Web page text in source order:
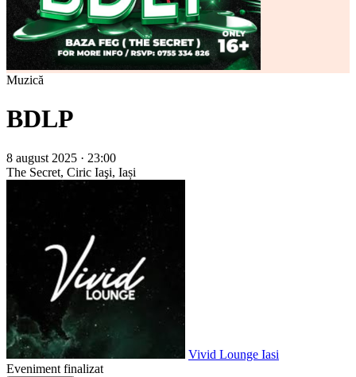
Muzică
BDLP
8 august 2025 · 23:00
The Secret, Ciric Iaşi, Iași
Vivid Lounge Iasi
Eveniment finalizat